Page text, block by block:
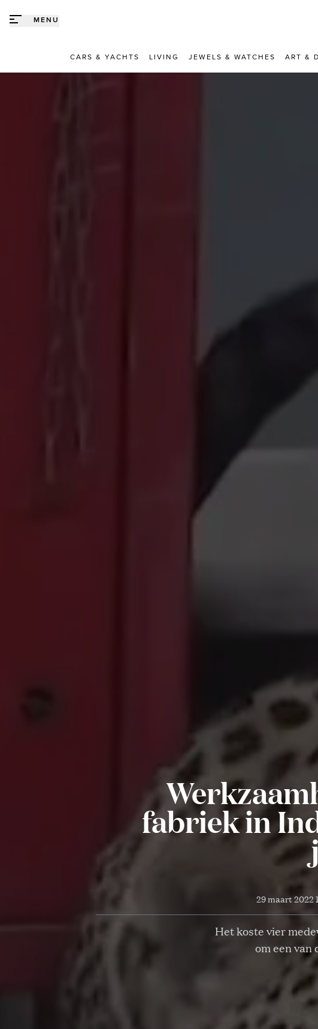
MENU
CARS & YACHTS LIVING JEWELS & WATCHES ART &
fabriek in
29 maart 2022
Het koste vier
om een van